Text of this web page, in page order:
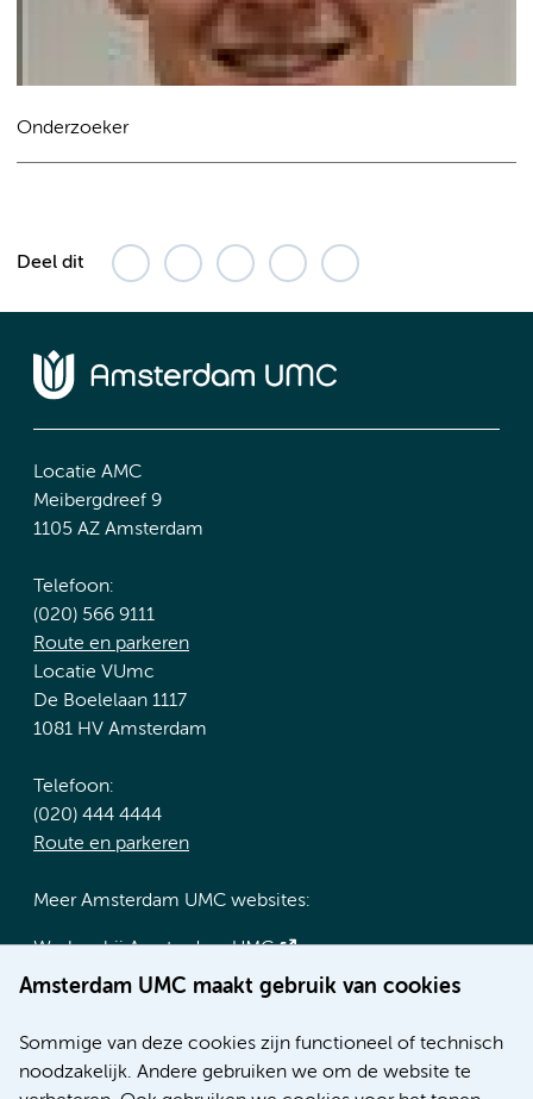
Onderzoeker
Deel dit
Amsterdam UMC maakt gebruik van cookies
Sommige van deze cookies zijn functioneel of technisch
noodzakelijk. Andere gebruiken we om de website te
Locatie AMC
Meibergdreef 9
1105 AZ Amsterdam
Telefoon:
(020) 566 9111
Route en parkeren
Locatie VUmc
De Boelelaan 1117
1081 HV Amsterdam
Telefoon:
(020) 444 4444
Route en parkeren
Meer Amsterdam UMC websites:
Werken bij Amsterdam UMC
Over Amsterdam UMC
Research
Educatie locatie AMC
Educatie locatie VUmc